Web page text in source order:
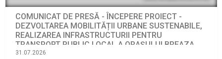
COMUNICAT DE PRESĂ - ÎNCEPERE PROIECT -
DEZVOLTAREA MOBILITĂȚII URBANE SUSTENABILE,
REALIZAREA INFRASTRUCTURII PENTRU
TRANSPORT PUBLIC LOCAL A ORAȘULUI BREAZA
Programul Regional Sud-Muntenia 2021-2027
31.07.2026